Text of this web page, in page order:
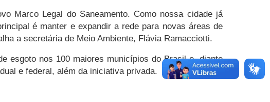
Marco Legal do Saneamento. Como nossa cidade já
é manter e expandir a rede para novas áreas de
a secretária de Meio Ambiente, Flávia Ramacciotti.
esgoto nos 100 maiores municípios do Brasil e, diante
e federal, além da iniciativa privada.